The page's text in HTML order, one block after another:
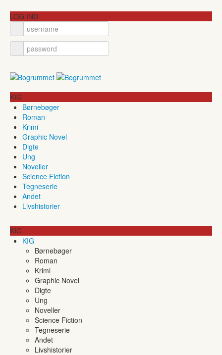
LOG IND
KIG
Børnebøger
Roman
Krimi
Graphic Novel
Digte
Ung
Noveller
Science Fiction
Tegneserie
Andet
Livshistorier
KIG
KIG
Børnebøger
Roman
Krimi
Graphic Novel
Digte
Ung
Noveller
Science Fiction
Tegneserie
Andet
Livshistorier